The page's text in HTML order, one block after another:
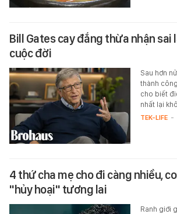
Bill Gates cay đắng thừa nhận sai
cuộc đời
Sau hơn
thành
cho biết
nhất lại
TEK-LIFE -
4 thứ cha mẹ cho đi càng nhiều,
"hủy hoại" tương lai
Ranh giới